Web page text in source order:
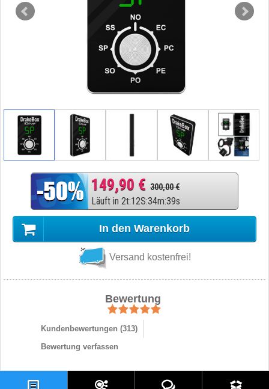
149,90 € 300,00 €
Läuft in 2t:12S:34m:38s
In den Warenkorb
Versand kostenfrei!
Bewertung
Kundenbewertungen (313)
Bewertung verfassen